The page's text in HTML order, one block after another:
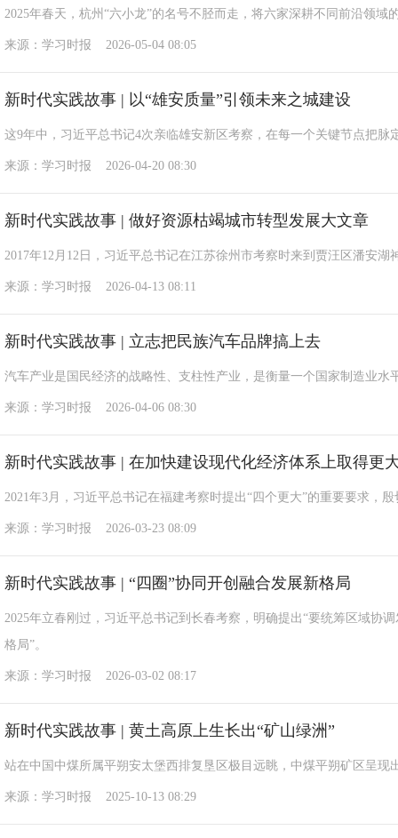
2025年春天，杭州“六小龙”的名号不胫而走，将六家深耕不同前沿领域
来源：学习时报 2026-05-04 08:05
新时代实践故事 | 以“雄安质量”引领未来之城建设
这9年中，习近平总书记4次亲临雄安新区考察，在每一个关键节点把脉
来源：学习时报 2026-04-20 08:30
新时代实践故事 | 做好资源枯竭城市转型发展大文章
2017年12月12日，习近平总书记在江苏徐州市考察时来到贾汪区潘安湖
来源：学习时报 2026-04-13 08:11
新时代实践故事 | 立志把民族汽车品牌搞上去
汽车产业是国民经济的战略性、支柱性产业，是衡量一个国家制造业水
来源：学习时报 2026-04-06 08:30
新时代实践故事 | 在加快建设现代化经济体系上取得更
2021年3月，习近平总书记在福建考察时提出“四个更大”的重要要求，
来源：学习时报 2026-03-23 08:09
新时代实践故事 | “四圈”协同开创融合发展新格局
2025年立春刚过，习近平总书记到长春考察，明确提出“要统筹区域协
格局”。
来源：学习时报 2026-03-02 08:17
新时代实践故事 | 黄土高原上生长出“矿山绿洲”
站在中国中煤所属平朔安太堡西排复垦区极目远眺，中煤平朔矿区呈现
来源：学习时报 2025-10-13 08:29